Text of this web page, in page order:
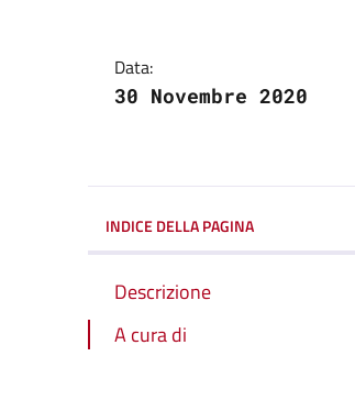
Data:
30 Novembre 2020
INDICE DELLA PAGINA
Descrizione
A cura di